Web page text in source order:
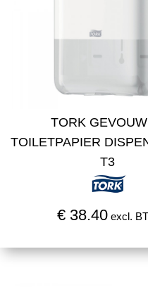
TORK
TOILETPAPIER
WIT T3
€ 38.40 excl.